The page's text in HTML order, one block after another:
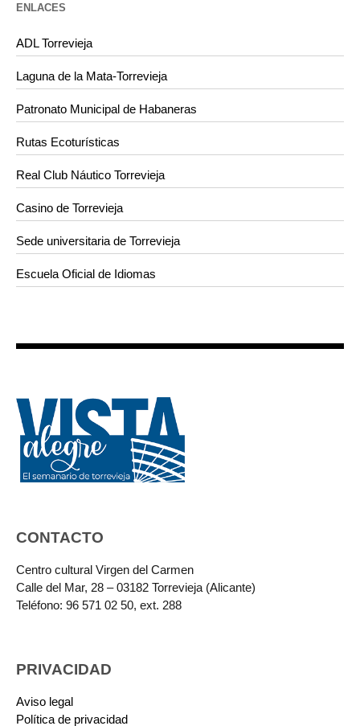
ENLACES
ADL Torrevieja
Laguna de la Mata-Torrevieja
Patronato Municipal de Habaneras
Rutas Ecoturísticas
Real Club Náutico Torrevieja
Casino de Torrevieja
Sede universitaria de Torrevieja
Escuela Oficial de Idiomas
CONTACTO
Centro cultural Virgen del Carmen
Calle del Mar, 28 – 03182 Torrevieja (Alicante)
Teléfono: 96 571 02 50, ext. 288
PRIVACIDAD
Aviso legal
Política de privacidad